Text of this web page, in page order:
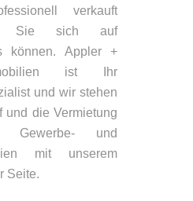
verkauft
Sie sich auf
können. Appler +
ist Ihr
und wir stehen
und die Vermietung
Gewerbe- und
mit unserem
Seite.